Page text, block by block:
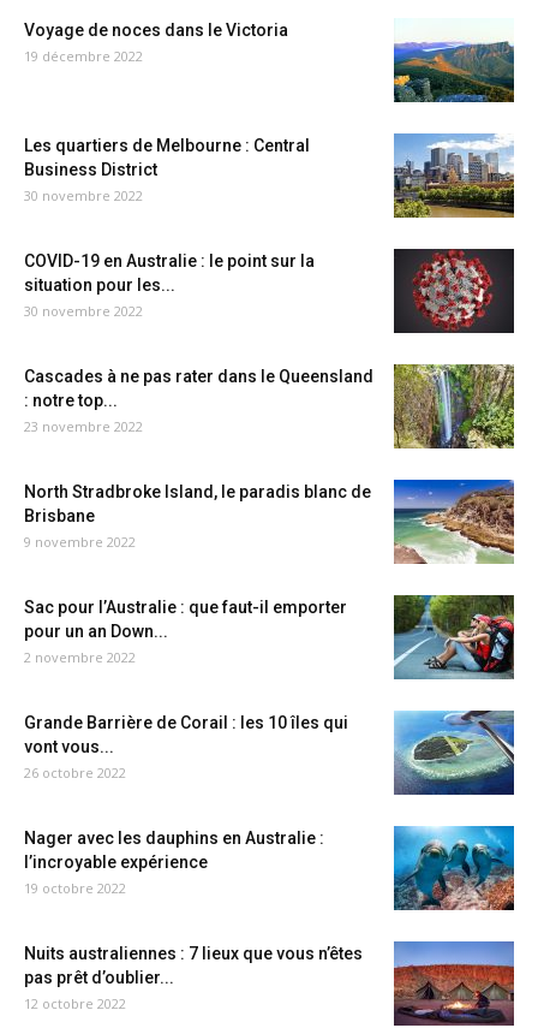
Voyage de noces dans le Victoria
19 décembre 2022
Les quartiers de Melbourne : Central
Business District
30 novembre 2022
COVID-19 en Australie : le point sur la
situation pour les...
30 novembre 2022
Cascades à ne pas rater dans le Queensland
: notre top...
23 novembre 2022
North Stradbroke Island, le paradis blanc de
Brisbane
9 novembre 2022
Sac pour l’Australie : que faut-il emporter
pour un an Down...
2 novembre 2022
Grande Barrière de Corail : les 10 îles qui
vont vous...
26 octobre 2022
Nager avec les dauphins en Australie :
l’incroyable expérience
19 octobre 2022
Nuits australiennes : 7 lieux que vous n’êtes
pas prêt d’oublier...
12 octobre 2022